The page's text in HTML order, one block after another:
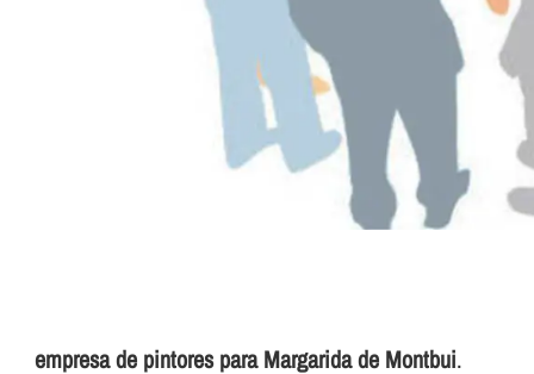
empresa de pintores para Margarida de Montbui.